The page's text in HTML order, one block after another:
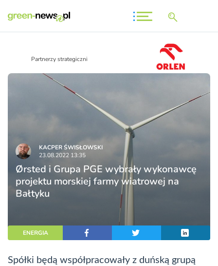
Partnerzy strategiczni
KACPER ŚWISŁO­WSKI
23.08.2022 13:35
Ørsted i Grupa PGE wybrały wykonawcę
projektu morskiej farmy wiatrowej na
Bałtyku
ENERGIA
Spółki będą współpracowały z duńską grupą